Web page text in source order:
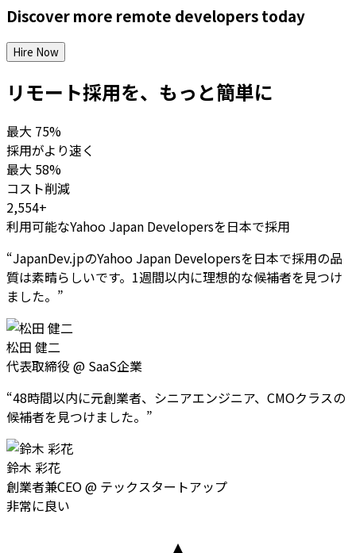
Discover more remote developerstoday
Hire Now
リモート採用を、もっと簡単に
最大 75%
採用がより速く
最大 58%
コスト削減
2,554+
利用可能なYahoo Japan Developersを日本で採用
“JapanDev.jpのYahoo Japan Developersを日本で採用の品
質は素晴らしいです。1週間以内に理想的な候補者を見つけ
ました。 ”
松田 健二
代表取締役 @ SaaS企業
“48時間以内に元創業者、シニアエンジニア、CMOクラスの
候補者を見つけました。 ”
鈴木 彩花
創業者兼CEO@ テックスタートアップ
非常に良い